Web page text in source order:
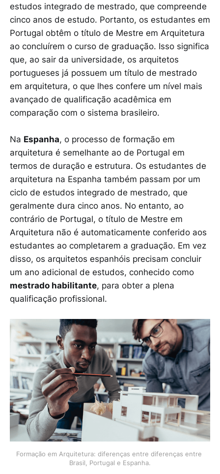
estudos integrado de mestrado, que compreende
cinco anos de estudo. Portanto, os estudantes em
Portugal obtêm o título de Mestre em Arquitetura
ao concluírem o curso de graduação. Isso significa
que, ao sair da universidade, os arquitetos
portugueses já possuem um título de mestrado
em arquitetura, o que lhes confere um nível mais
avançado de qualificação acadêmica em
comparação com o sistema brasileiro.
Na Espanha, o processo de formação em
arquitetura é semelhante ao de Portugal em
termos de duração e estrutura. Os estudantes de
arquitetura na Espanha também passam por um
ciclo de estudos integrado de mestrado, que
geralmente dura cinco anos. No entanto, ao
contrário de Portugal, o título de Mestre em
Arquitetura não é automaticamente conferido aos
estudantes ao completarem a graduação. Em vez
disso, os arquitetos espanhóis precisam concluir
um ano adicional de estudos, conhecido como
mestrado habilitante, para obter a plena
qualificação profissional.
Formação em Arquitetura: diferenças entre diferenças entre
Brasil, Portugal e Espanha.